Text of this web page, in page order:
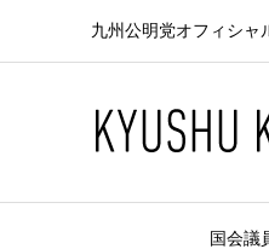
九州公明党オフィシャ
国会議